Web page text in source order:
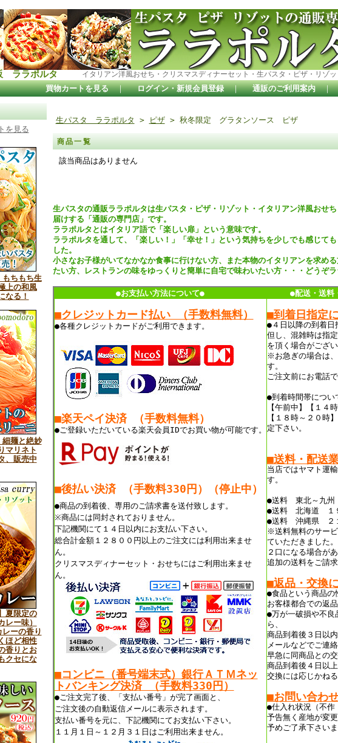
ララポルタ イタリアン洋風おせち・クリスマスディナーセット・生パスタ・ピザ・リ
買物カートを見る ｜ ログイン・新規会員登録 ｜ 通販のご利用案内 ｜
を見る
もちもち生
上の和風
なる！
細麺と絶妙
マリネト
、販売中
夏限定の
レー味）
ーの香り
ほど相性
香りとお
クセにな
生パスタ ララポルタ > ピザ> 秋冬限定 グラタンソース ピザ
商品一覧
該当商品はありません
生パスタの通販ララポルタは生パスタ・ピザ・リゾット・イタリアン洋風おせ
届けする「通販の専門店」です。
ララポルタとはイタリア語で「楽しい扉」という意味です。
ララポルタを通して、「楽しい！」「幸せ！」という気持ちを少しでも感じて
した。
小さなお子様がいてなかなか食事に行けない方、また本物のイタリアンを求め
たい方、レストランの味をゆっくりと簡単に自宅で味わいたい方・・・どうぞ
●お支払い方法について● ●配送・送料
■クレジットカード払い （手数料無料）
●各種クレジットカードがご利用できます。
■楽天ペイ決済 （手数料無料）
●ご登録いただいている楽天会員IDでお買い物が可能です。
■後払い決済 （手数料330 円）（停止中）
●商品の到着後、専用のご請求書を送付致します。
※商品には同封されておりません。
下記機関にて１４日以内にお支払い下さい。
総合計金額１２８００円以上のご注文には利用出来ませ
ん。
クリスマスディナーセット・おせちにはご利用出来ませ
ん。
■コンビニ（番号端末式）銀行ＡＴＭネッ
トバンキング決済 （手数料330円）
●ご注文完了後、「支払い番号」が完了画面と、
ご注文後の自動返信メールに表示されます。
支払い番号を元に、下記機関にてお支払い下さい。
１１月１日～１２月３１日はご利用出来ません。
■到着日指定
●４日以降の到着日
但し、混雑時は指
を頂く場合がござい
※お急ぎの場合は
す。
ご注文前にお電話
●到着時間帯につい
【午前中】【１４
【１８時～２０時
定下さい。
■送料・配送
当店ではヤマト運
す。
●送料 東北～九州
●送料 北海道 １９
●送料 沖縄県 ２１
※送料無料のサー
ていただきました
２口になる場合があ
追加の送料をご請
■返品・交換
●食品という商品の
お客様都合での返
●万が一破損や不良
ら、
商品到着後３日以
メールなどでご連絡
早急に同商品との
商品到着後４日以
交換には応じかね
■お問い合わ
●仕入れ状況（不作
予告無く産地が変
予めご了承下さいま